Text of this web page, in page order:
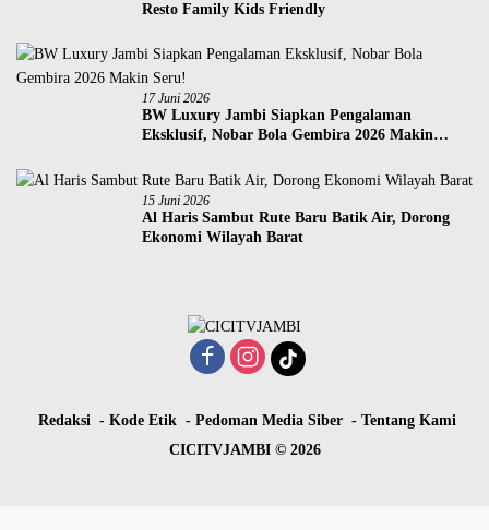
Resto Family Kids Friendly
17 Juni 2026
BW Luxury Jambi Siapkan Pengalaman
Eksklusif, Nobar Bola Gembira 2026 Makin
15 Juni 2026
Al Haris Sambut Rute Baru Batik Air, Dorong
Ekonomi Wilayah Barat
Redaksi Kode Etik Pedoman Media Siber
Tentang Kami
CICITVJAMBI © 2026